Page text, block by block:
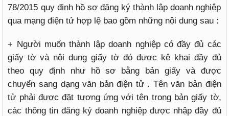
78/2015 quy định hồ sơ đăng ký thành lập doanh nghiệp
qua mạng điện tử hợp lệ bao gồm những nội dung sau :
+ Người muốn thành lập doanh nghiệp có đầy đủ các
giấy tờ và nội dung giấy tờ đó được kê khai đầy đủ
theo quy định như hồ sơ bằng bản giấy và được
chuyển sang dạng văn bản điện tử . Tên văn bản điện
tử phải được đặt tương ứng với tên trong bản giấy tờ,
các thông tin đăng ký doanh nghiệp được nhập đầy đủ